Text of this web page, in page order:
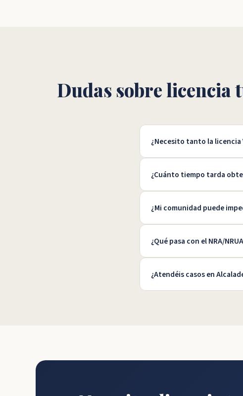
Dudas sobre licencia
¿Necesito tanto la licencia
¿Cuánto tiempo tarda
¿Mi comunidad puede
¿Qué pasa con el NRA/
¿Atendéis casos en